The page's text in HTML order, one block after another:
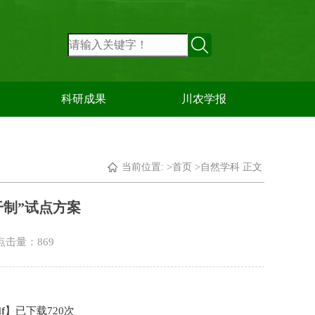
科研成果 川农学报
当前位置: >首页 > 自然学科 正文
”试点方案
量： 869
】已下载720次